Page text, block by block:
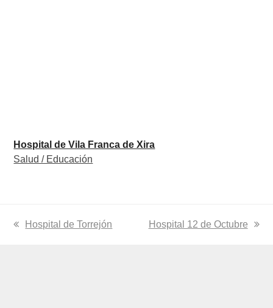
Hospital de Vila Franca de Xira
Salud / Educación
previous
Hospital de Torrejón
next
Hospital 12 de Octubre